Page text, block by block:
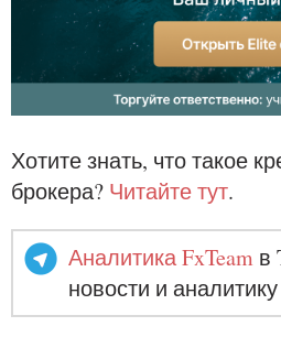
Хотите знать, что такое
брокера? Читайте тут.
Аналитика FxTeam в
новости и